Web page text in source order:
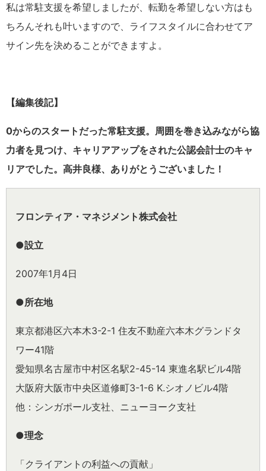
私は常駐支援を希望しましたが、転勤を希望しない方はも
ちろんそれも叶いますので、ライフスタイルに合わせてア
サイン先を決めることができますよ。
【編集後記】
0からのスタートだった常駐支援。周囲を巻き込みながら協
力者を見つけ、キャリアアップをされた公認会計士のキャ
リアでした。高井良様、ありがとうございました！
フロンティア・マネジメント株式会社
●設立
2007年1月4日
●所在地
東京都港区六本木3-2-1 住友不動産六本木グランドタ
ワー41階
愛知県名古屋市中村区名駅2-45-14 東進名駅ビル4階
大阪府大阪市中央区道修町3-1-6 K.シオノビル4階
他：シンガポール支社、ニューヨーク支社
●理念
「クライアントの利益への貢献」